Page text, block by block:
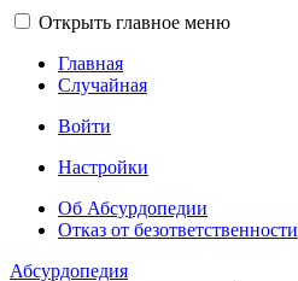
Открыть главное меню
Главная
Случайная
Войти
Настройки
Об Абсурдопедии
Отказ от безответственности
Абсурдопедия